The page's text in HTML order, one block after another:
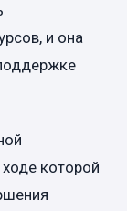
и она
которой